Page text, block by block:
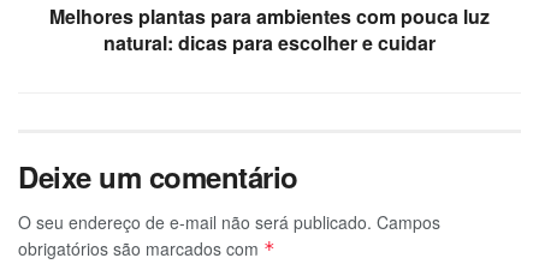
Melhores plantas para ambientes com pouca luz
natural: dicas para escolher e cuidar
Deixe um comentário
O seu endereço de e-mail não será publicado. Campos
obrigatórios são marcados com *